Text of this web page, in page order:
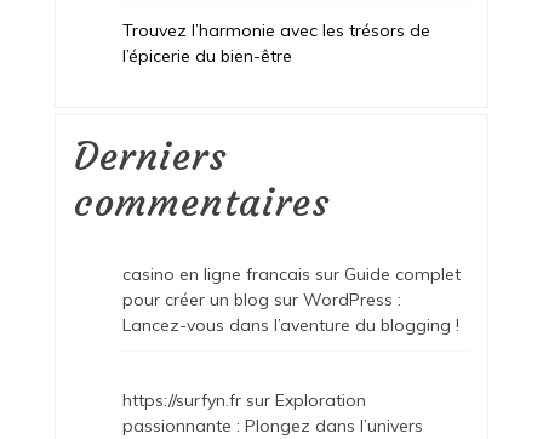
Trouvez l’harmonie avec les trésors de
l’épicerie du bien-être
Derniers
commentaires
casino en ligne francais sur Guide complet
pour créer un blog sur WordPress :
Lancez-vous dans l’aventure du blogging !
https://surfyn.frsur Exploration
passionnante : Plongez dans l’univers